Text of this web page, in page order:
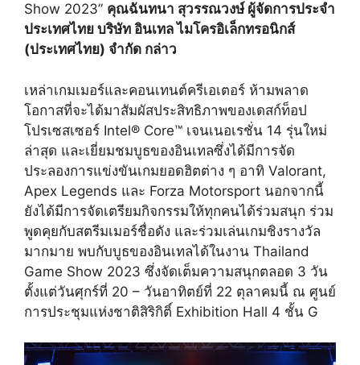
Show 2023” คุณฉันทนา สุวรรณวงษ์ ผู้จัดการประจำ
ประเทศไทย บริษัท อินเทล ไมโครอิเล็กทรอนิกส์
(ประเทศไทย) จำกัด กล่าว
เหล่าเกมเมอร์และคอนเทนต์ครีเอเตอร์ ห้ามพลาด
โอกาสที่จะได้มาสัมผัสประสิทธิภาพของเดสก์ท็อป
โปรเซสเซอร์ Intel® Core™ เจนเนอเรชั่น 14 รุ่นใหม่
ล่าสุด และเยี่ยมชมบูธของอินเทลซึ่งได้มีการจัด
ประลองการแข่งขันเกมยอดฮิตต่าง ๆ อาทิ Valorant,
Apex Legends และ Forza Motorsport นอกจากนี้
ยังได้มีการจัดเตรียมกิจกรรมให้ทุกคนได้ร่วมสนุก ร่วม
พูดคุยกับสตรีมเมอร์ชื่อดัง และร่วมเล่นเกมชิงรางวัล
มากมาย พบกับบูธของอินเทลได้ในงาน Thailand
Game Show 2023 ซึ่งจัดเต็มความสนุกตลอด 3 วัน
ตั้งแต่วันศุกร์ที่ 20 – วันอาทิตย์ที่ 22 ตุลาคมนี้ ณ ศูนย์
การประชุมแห่งชาติสิริกิติ์ Exhibition Hall 4 ชั้น G